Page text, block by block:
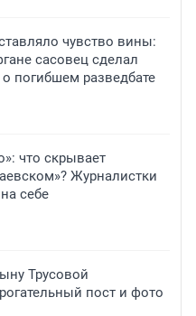
чувство вины:
сасовец сделал
погибшем разведбате
что скрывает
Журналистки
себе
Трусовой
пост и фото